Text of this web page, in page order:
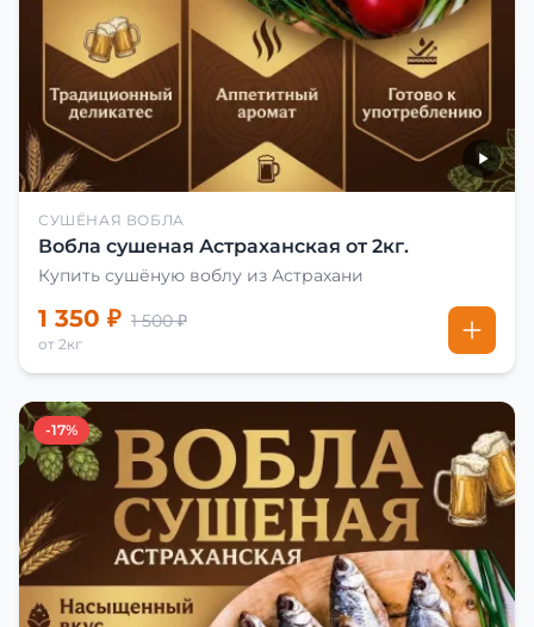
СУШЁНАЯ ВОБЛА
Вобла сушеная Астраханская от 2кг.
Купить сушёную воблу из Астрахани
1 350 ₽ 1 500 ₽
от 2кг
-17%